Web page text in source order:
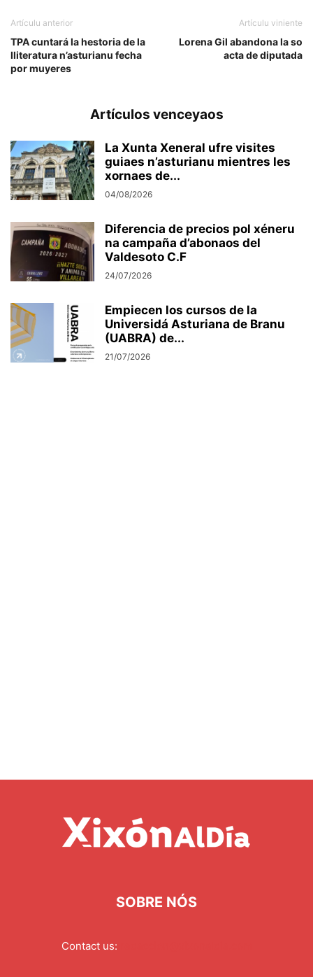
Artículu anterior
TPA cuntará la hestoria de la
lliteratura n’asturianu fecha
por muyeres
Artículu viniente
Lorena Gil abandona la so
acta de diputada
Artículos venceyaos
La Xunta Xeneral ufre visites
guiaes n’asturianu mientres les
xornaes de...
04/08/2026
Diferencia de precios pol xéneru
na campaña d’abonaos del
Valdesoto C.F
24/07/2026
Empiecen los cursos de la
Universidá Asturiana de Branu
(UABRA) de...
21/07/2026
SOBRE NÓS
Contact us: